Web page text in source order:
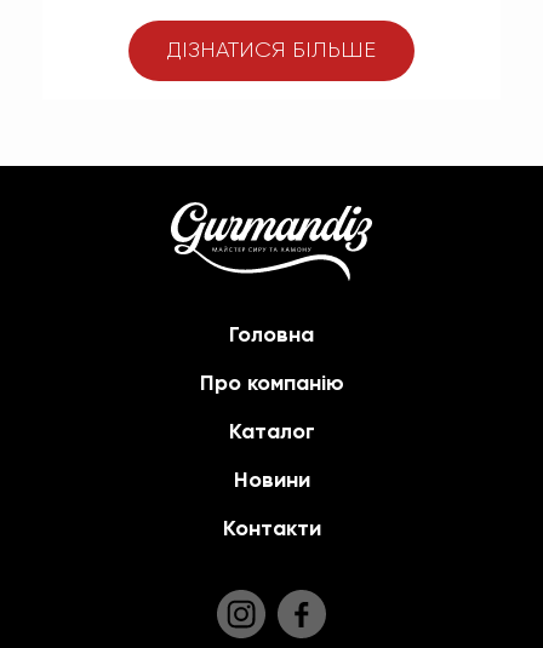
ДІЗНАТИСЯ БІЛЬШЕ
Головна
Про компанію
Каталог
Новини
Контакти